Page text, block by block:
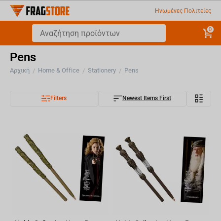
Ηνωμένες Πολιτείες
0
Pens
Αρχική / Home & Office / Stationery / Pens
Filters Newest Items First